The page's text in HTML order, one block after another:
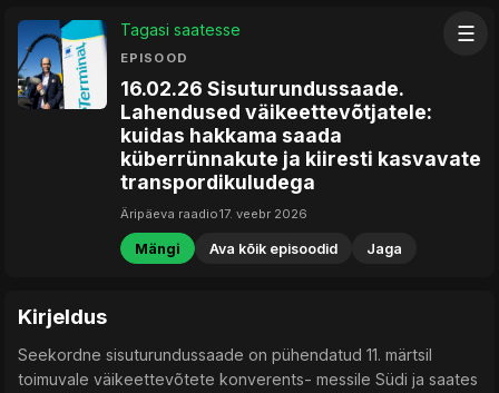
☰
Tagasi saatesse
EPISOOD
16.02.26 Sisuturundussaade.
Lahendused väikeettevõtjatele:
kuidas hakkama saada
küberrünnakute ja kiiresti kasvavate
transpordikuludega
Äripäeva raadio17. veebr 2026
Mängi Ava kõik episoodid Jaga
Kirjeldus
Seekordne sisuturundussaade on pühendatud 11. märtsil
toimuvale väikeettevõtete konverents- messile Südi ja saates